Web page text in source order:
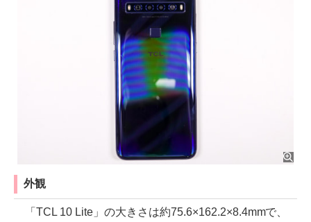
外観
「TCL 10 Lite」の大きさは約75.6×162.2×8.4mmで、